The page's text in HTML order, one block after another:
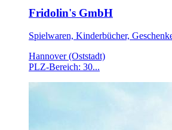
Fridolin's GmbH
Spielwaren, Kinderbücher,
Hannover (Oststadt)
PLZ-Bereich: 30...